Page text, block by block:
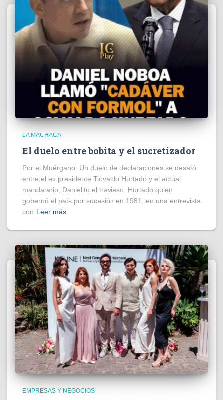
LA MACHACA
El duelo entre bobita y el sucretizador
Por el Muérgano. Un duelo de declaraciones se desató
entre el ex presidente Tiovaldo Hurtado y el actual
mandatario, Danielito el travieso. Hurtado quien
gobernó el país por sucesión en 1981, en una entrevista
con Leer más
EMPRESAS Y NEGOCIOS